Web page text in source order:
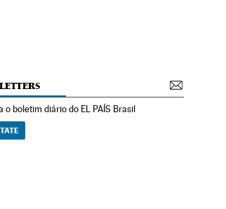
o boletim diário do EL PAÍS Brasil